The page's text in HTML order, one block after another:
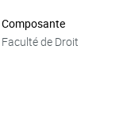
Composante
Faculté de Droit